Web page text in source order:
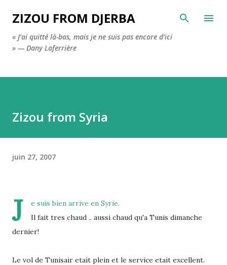
Accéder au contenu principal
ZIZOU FROM DJERBA
« J’ai quitté là-bas, mais je ne suis pas encore d’ici
» — Dany Laferrière
Zizou from Syria
juin 27, 2007
J e suis bien arrive en Syrie.
Il fait tres chaud .. aussi chaud qu'a Tunis dimanche
dernier!
Le vol de Tunisair etait plein et le service etait excellent.